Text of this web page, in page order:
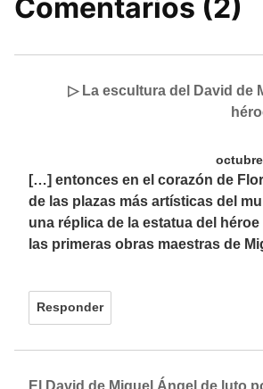
Comentarios (2)
▷ La escultura del David de
octubre
[…] entonces en el corazón de
de las plazas más artísticas del
una réplica de la estatua del
las primeras obras maestras de
Responder